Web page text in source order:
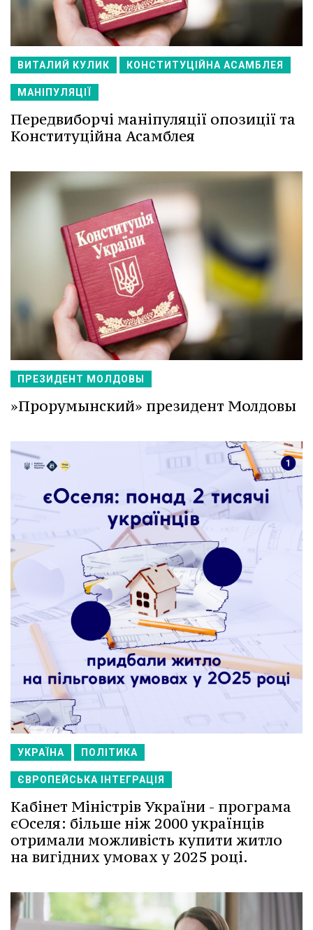
ВИТАЛИЙ КУЛИК КОНСТИТУЦІЙНА АСАМБЛЕЯ
МАНІПУЛЯЦІЇ
Передвиборчі маніпуляції опозиції та
Конституційна Асамблея
ПРЕЗИДЕНТ МОЛДОВЫ
»Прорумынский» президент Молдовы
УКРАЇНА ПОЛІТИКА
ЄВРОПЕЙСЬКА ІНТЕГРАЦІЯ
Кабінет Міністрів України - програма
єОселя: більше ніж 2000 українців
отримали можливість купити житло
на вигідних умовах у 2025 році.